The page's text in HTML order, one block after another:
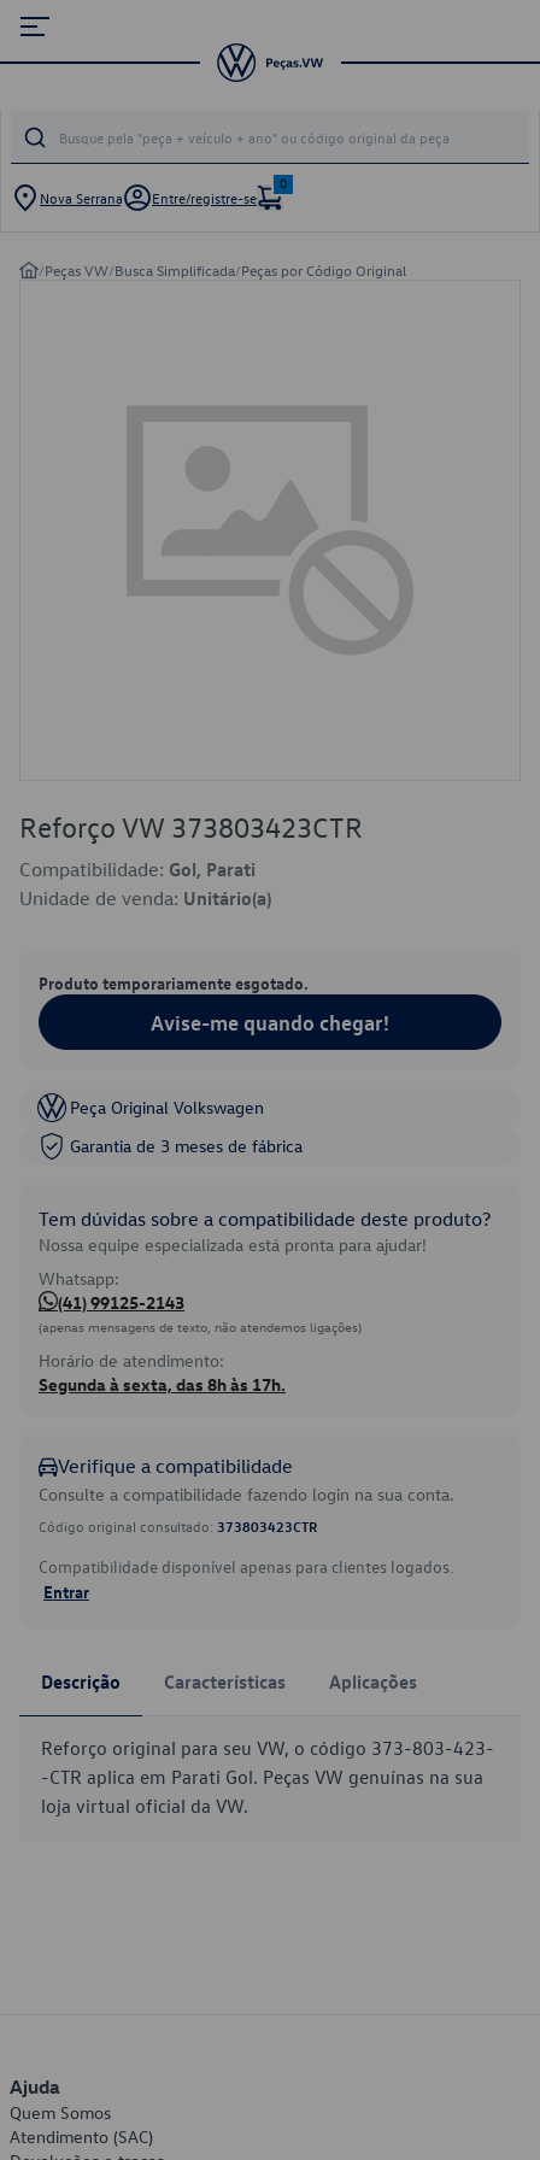
Nova Serrana Entre/registre-se
0
/Peças VW/Busca Simplificada/Peças por Código Original
Reforço VW 373803423CTR
Compatibilidade: Gol, Parati
Unidade de venda: Unitário(a)
Produto temporariamente esgotado.
Avise-me quando chegar!
Peça Original Volkswagen
Garantia de 3 meses de fábrica
Tem dúvidas sobre a compatibilidade deste produto?
Nossa equipe especializada está pronta para ajudar!
Whatsapp:
(41) 99125-2143
(apenas mensagens de texto, não atendemos ligações)
Horário de atendimento:
Segunda à sexta, das 8h às 17h.
Verifique a compatibilidade
Consulte a compatibilidade fazendo login na sua conta.
Código original consultado: 373803423CTR
Compatibilidade disponível apenas para clientes logados.
Entrar
Descrição Características Aplicações
Reforço original para seu VW, o código 373-803-423-
-CTR aplica em Parati Gol. Peças VW genuínas na sua
loja virtual oficial da VW.
Ajuda
Quem Somos
Atendimento (SAC)